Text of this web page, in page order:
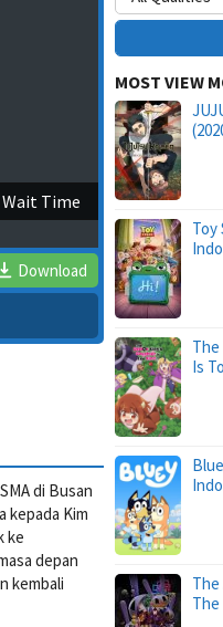
Wait Time
Download
di Busan
kepada Kim
ke
depan
kembali
MOST VIEW
Toy
The
Is
The